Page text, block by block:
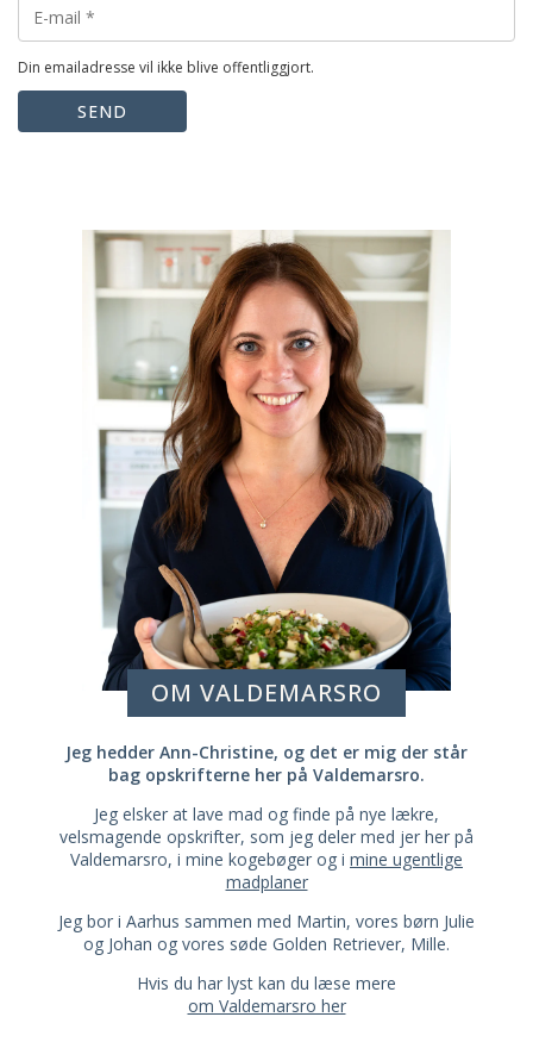
Din emailadresse vil ikke blive offentliggjort.
SEND
OM VALDEMARSRO
Jeg hedder Ann-Christine, og det er mig der står
bag opskrifterne her på Valdemarsro.
Jeg elsker at lave mad og finde på nye lækre,
velsmagende opskrifter, som jeg deler med jer her på
Valdemarsro, i mine kogebøger og i mine ugentlige
madplaner
Jeg bor i Aarhus sammen med Martin, vores børn Julie
og Johan og vores søde Golden Retriever, Mille.
Hvis du har lyst kan du læse mere
om Valdemarsro her